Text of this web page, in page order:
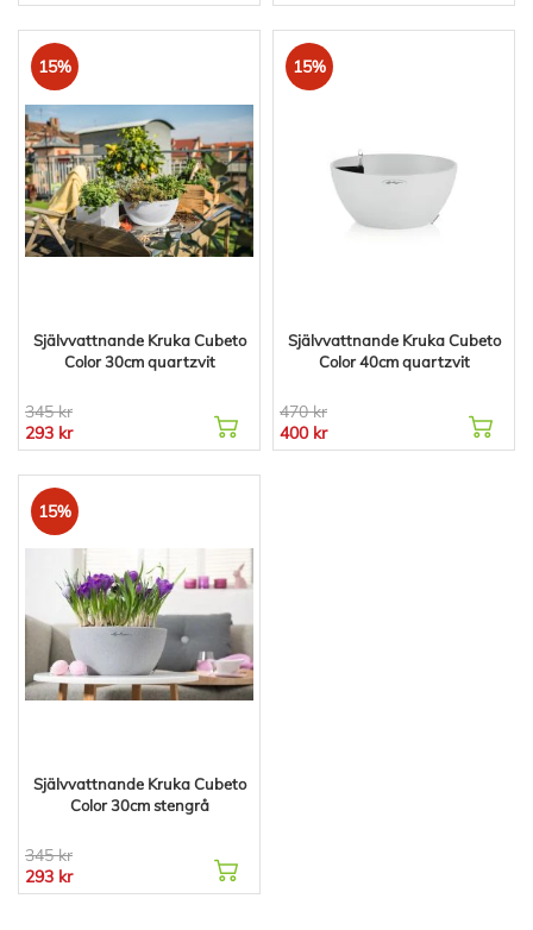
15%
Självvattnande Kruka Cubeto
Color 30cm quartzvit
345 kr
293 kr
15%
Självvattnande Kruka Cubeto
Color 40cm quartzvit
470 kr
400 kr
15%
Självvattnande Kruka Cubeto
Color 30cm stengrå
345 kr
293 kr